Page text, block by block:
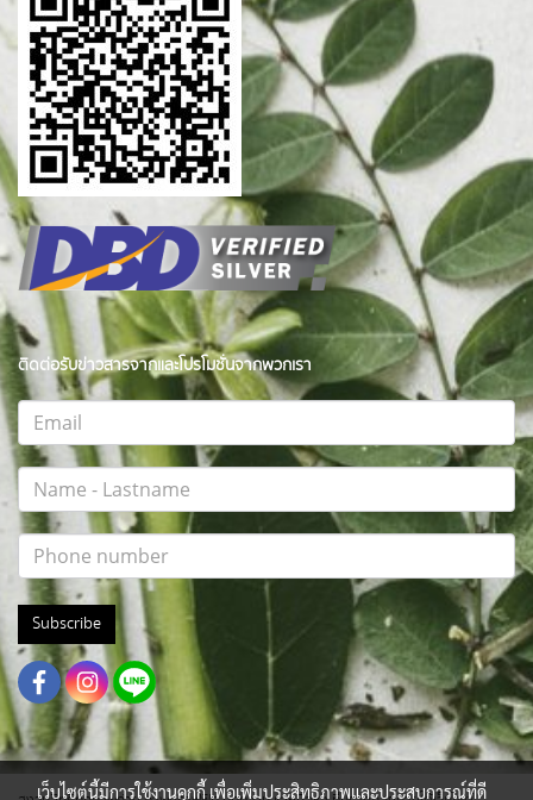
ติดต่อรับข่าวสารจากและโปรโมชั่นจากพวกเรา
Subscribe
เว็บไซต์นี้มีการใช้งานคุกกี้ เพื่อเพิ่มประสิทธิภาพและประสบการณ์ที่ดี